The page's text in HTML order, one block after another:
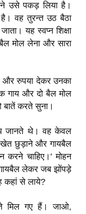
ने उसे पकड़ लिया है।
है। वह तुरन्त उठ बैठा
यह स्वप्न शिक्षा
मोल लेना और सारा
और रुपया देकर उनका
गाय और दो बैल मोल
बातें करते सुना।
जानते थे। वह केवल
खेत छुड़ाने और गायबैल
करने चाहिए।' मोहन
लेकर जब झोंपड़े
कहां से लाये?
मिल गए हैं। जाओ,